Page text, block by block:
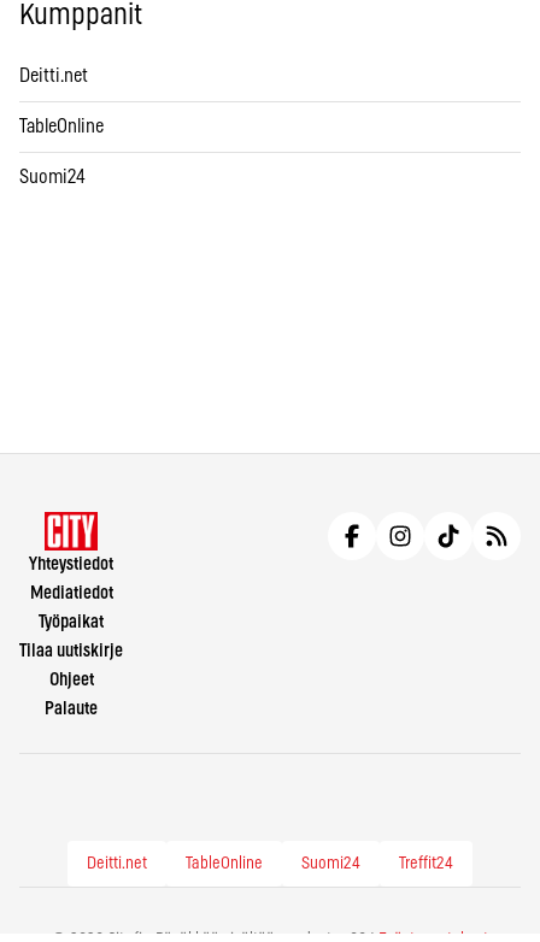
Kumppanit
Deitti.net
TableOnline
Suomi24
Yhteystiedot
Mediatiedot
Työpaikat
Tilaa uutiskirje
Ohjeet
Palaute
Deitti.net TableOnline Suomi24 Treffit24